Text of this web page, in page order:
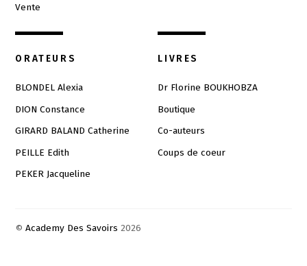
Vente
ORATEURS
BLONDEL Alexia
DION Constance
GIRARD BALAND Catherine
PEILLE Edith
PEKER Jacqueline
LIVRES
Dr Florine BOUKHOBZA
Boutique
Co-auteurs
Coups de coeur
©Academy Des Savoirs 2026